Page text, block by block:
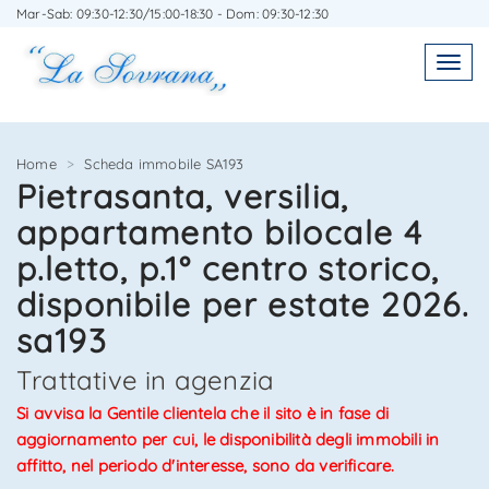
Mar-Sab: 09:30-12:30/15:00-18:30 - Dom: 09:30-12:30
Toggle
Home Scheda immobile SA193
Pietrasanta, versilia,
appartamento bilocale 4
p.letto, p.1° centro storico,
disponibile per estate 2026.
sa193
Trattative in agenzia
Si avvisa la Gentile clientela che il sito è in fase di
aggiornamento per cui, le disponibilità degli immobili in
affitto, nel periodo d'interesse, sono da verificare.
SCRIVICI SENZA IMPEGNO
Agenzia Immobiliare La Sovrana
0584 22988
*Il tuo indirizzo Email
SEGNALA L'IMMOBILE AD UN AMICO
Agenzia Immobiliare La Sovrana
058422988
*Il tuo nome